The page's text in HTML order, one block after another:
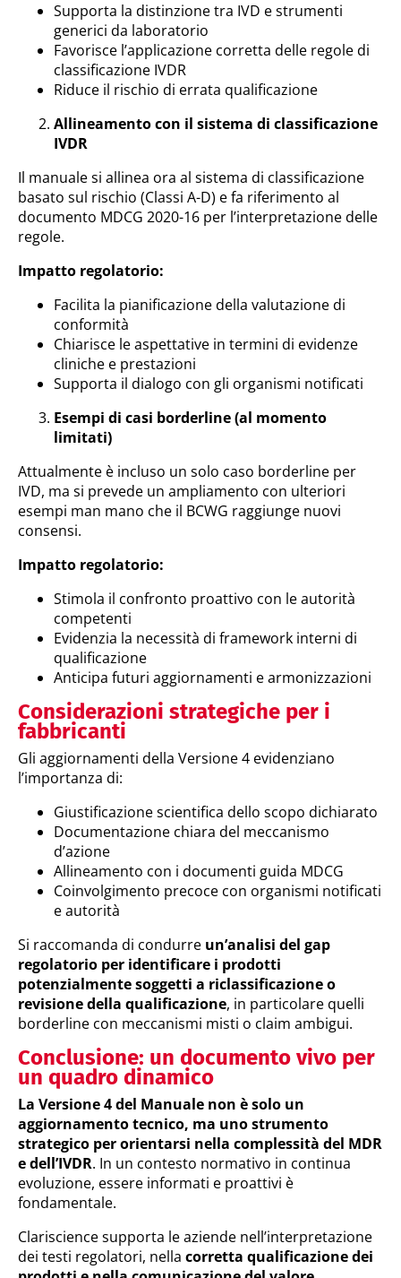
Supporta la distinzione tra IVD e strumenti
generici da laboratorio
Favorisce l’applicazione corretta delle regole di
classificazione IVDR
Riduce il rischio di errata qualificazione
Allineamento con il sistema di classificazione
IVDR
Il manuale si allinea ora al sistema di classificazione
basato sul rischio (Classi A-D) e fa riferimento al
documento MDCG 2020-16 per l’interpretazione delle
regole.
Impatto regolatorio:
Facilita la pianificazione della valutazione di
conformità
Chiarisce le aspettative in termini di evidenze
cliniche e prestazioni
Supporta il dialogo con gli organismi notificati
Esempi di casi borderline (al momento
limitati)
Attualmente è incluso un solo caso borderline per
IVD, ma si prevede un ampliamento con ulteriori
esempi man mano che il BCWG raggiunge nuovi
consensi.
Impatto regolatorio:
Stimola il confronto proattivo con le autorità
competenti
Evidenzia la necessità di framework interni di
qualificazione
Anticipa futuri aggiornamenti e armonizzazioni
Considerazioni strategiche per i
fabbricanti
Gli aggiornamenti della Versione 4 evidenziano
l’importanza di:
Giustificazione scientifica dello scopo dichiarato
Documentazione chiara del meccanismo
d’azione
Allineamento con i documenti guida MDCG
Coinvolgimento precoce con organismi notificati
e autorità
Si raccomanda di condurre un’analisi del gap
regolatorio per identificare i prodotti
potenzialmente soggetti a riclassificazione o
revisione della qualificazione, in particolare quelli
borderline con meccanismi misti o claim ambigui.
Conclusione: un documento vivo per
un quadro dinamico
La Versione 4 del Manuale non è solo un
aggiornamento tecnico, ma uno strumento
strategico per orientarsi nella complessità del MDR
e dell’IVDR. In un contesto normativo in continua
evoluzione, essere informati e proattivi è
fondamentale.
Clariscience supporta le aziende nell’interpretazione
dei testi regolatori, nella corretta qualificazione dei